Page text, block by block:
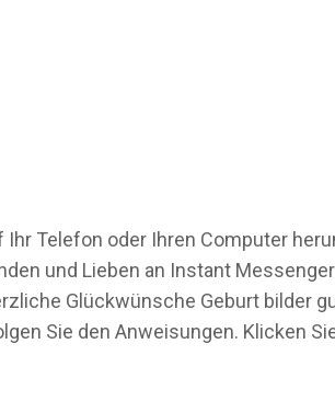
Telefon oder Ihren Computer
und Lieben an Instant
Glückwünsche Geburt bilder
Sie den Anweisungen. Klicken Sie